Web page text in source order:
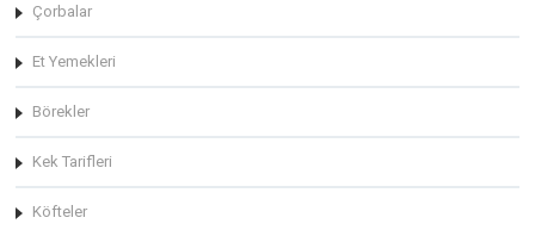
Çorbalar
Et Yemekleri
Börekler
Kek Tarifleri
Köfteler